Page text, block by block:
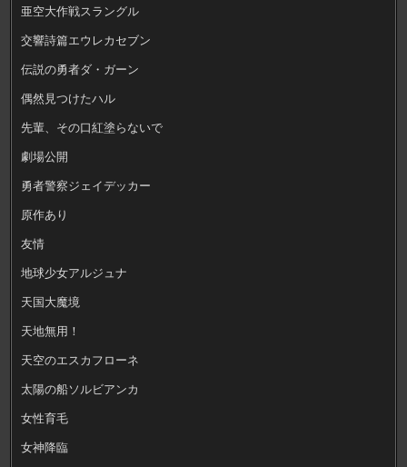
亜空大作戦スラングル
交響詩篇エウレカセブン
伝説の勇者ダ・ガーン
偶然見つけたハル
先輩、その口紅塗らないで
劇場公開
勇者警察ジェイデッカー
原作あり
友情
地球少女アルジュナ
天国大魔境
天地無用！
天空のエスカフローネ
太陽の船ソルビアンカ
女性育毛
女神降臨